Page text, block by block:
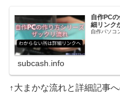
自作PC
細リンク
自作パソコ
subcash.info
↑大まかな流れと詳細記事